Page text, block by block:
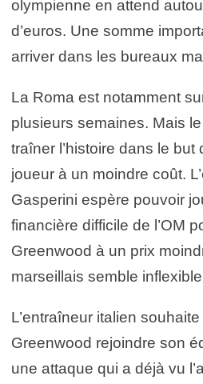
olympienne en attend
d’euros. Une somme
arriver dans les bureaux
La Roma est notamment
plusieurs semaines. Mais
traîner l’histoire dans le but
joueur à un moindre coût.
Gasperini espère pouvoir
financière difficile de l’OM
Greenwood à un prix
marseillais semble
L’entraîneur italien
Greenwood rejoindre son
une attaque qui a déjà vu